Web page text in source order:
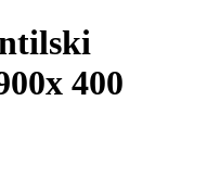
400